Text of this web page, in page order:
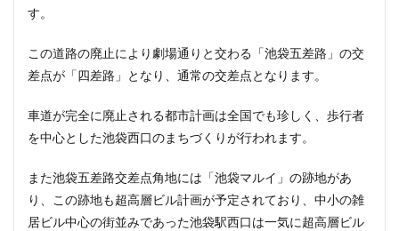
す。
この道路の廃止により劇場通りと交わる「池袋五差路」の交
差点が「四差路」となり、通常の交差点となります。
車道が完全に廃止される都市計画は全国でも珍しく、歩行者
を中心とした池袋西口のまちづくりが行われます。
また池袋五差路交差点角地には「池袋マルイ」の跡地があ
り、この跡地も超高層ビル計画が予定されており、中小の雑
居ビル中心の街並みであった池袋駅西口は一気に超高層ビル